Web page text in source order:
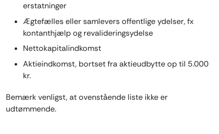
erstatninger
Ægtefælles eller samlevers offentlige ydelser, fx
kontanthjælp og revalideringsydelse
Nettokapitalindkomst
Aktieindkomst, bortset fra aktieudbytte op til 5.000
kr.
Bemærk venligst, at ovenstående liste ikke er
udtømmende.